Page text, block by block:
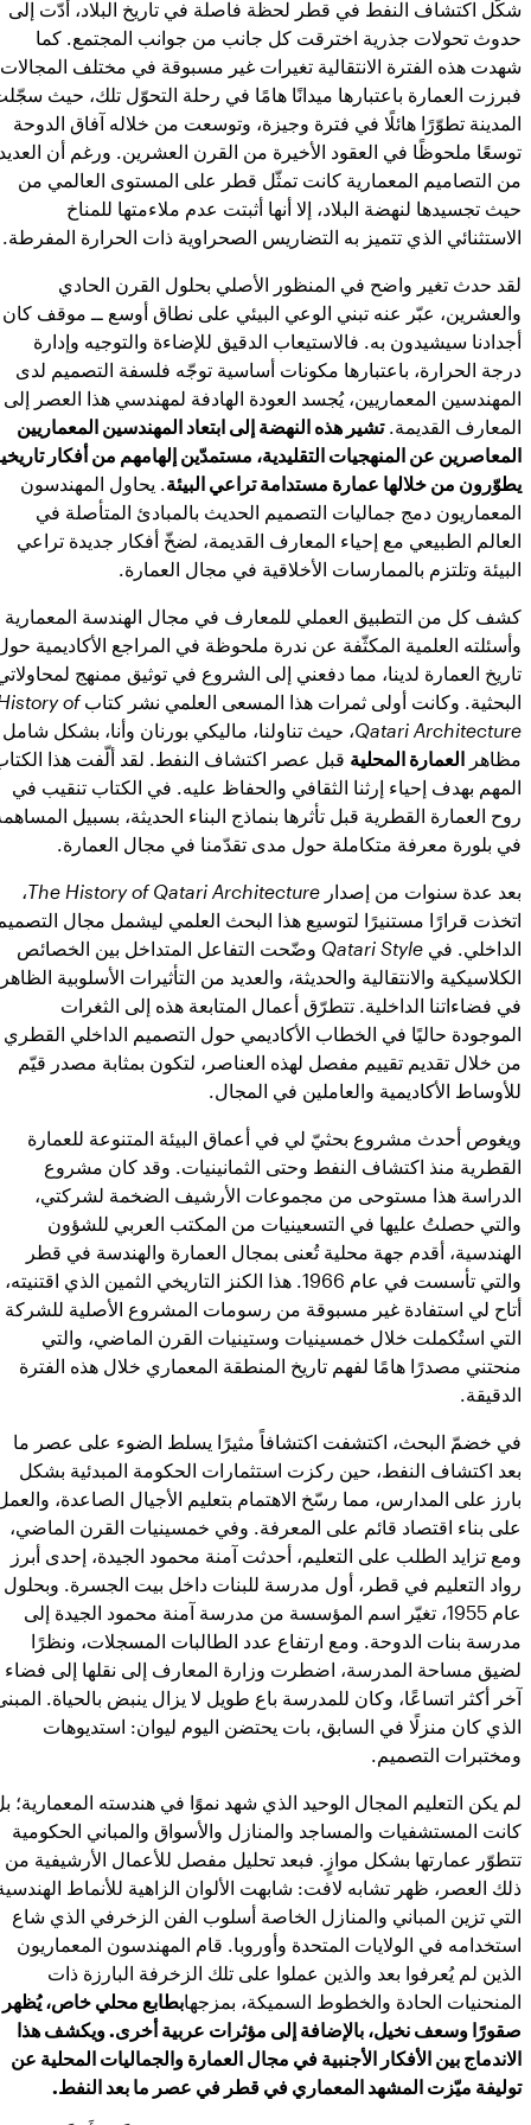
شكّل اكتشاف النفط في قطر لحظة فاصلة في تاريخ البلاد، أدّت إلى
حدوث تحولات جذرية اخترقت كل جانب من جوانب المجتمع. كما
شهدت هذه الفترة الانتقالية تغيرات غير مسبوقة في مختلف
فبرزت العمارة باعتبارها ميدانًا هامًا في رحلة التحوّل تلك، حيث
المدينة تطوّرًا هائلًا في فترة وجيزة، وتوسعت من خلاله آفاق الدوحة
توسعًا ملحوظًا في العقود الأخيرة من القرن العشرين. ورغم أن
من التصاميم المعمارية كانت تمثّل قطر على المستوى العالمي من
حيث تجسيدها لنهضة البلاد، إلا أنها أثبتت عدم ملاءمتها للمناخ
الاستثنائي الذي تتميز به التضاريس الصحراوية ذات الحرارة المفرطة.
لقد حدث تغير واضح في المنظور الأصلي بحلول القرن الحادي
والعشرين، عبّر عنه تبني الوعي البيئي على نطاق أوسع ــ موقف كان
أجدادنا سيشيدون به. فالاستيعاب الدقيق للإضاءة والتوجيه وإدارة
درجة الحرارة، باعتبارها مكونات أساسية توجّه فلسفة التصميم لدى
المهندسين المعماريين، يُجسد العودة الهادفة لمهندسي هذا العصر إلى
المعارف القديمة.تشير هذه النهضة إلى ابتعاد المهندسين المعماريين
المعاصرين عن المنهجيات التقليدية، مستمدّين إلهامهم من أفكار
يطوّرون من خلالها عمارة مستدامة تراعي البيئة. يحاول المهندسون
المعماريون دمج جماليات التصميم الحديث بالمبادئ المتأصلة في
العالم الطبيعي مع إحياء المعارف القديمة، لضخّ أفكار جديدة تراعي
البيئة وتلتزم بالممارسات الأخلاقية في مجال العمارة.
كشف كل من التطبيق العملي للمعارف في مجال الهندسة المعمارية
وأسئلته العلمية المكثّفة عن ندرة ملحوظة في المراجع الأكاديمية
تاريخ العمارة لدينا، مما دفعني إلى الشروع في توثيق ممنهج
البحثية. وكانت أولى ثمرات هذا المسعى العلمي نشر كتابof
Qatari Architecture، حيث تناولنا، ماليكي بورنان وأنا، بشكل شامل
مظاهر العمارة المحلية قبل عصر اكتشاف النفط. لقد ألّفت هذا
المهم بهدف إحياء إرثنا الثقافي والحفاظ عليه. في الكتاب تنقيب في
روح العمارة القطرية قبل تأثرها بنماذج البناء الحديثة، بسبيل
في بلورة معرفة متكاملة حول مدى تقدّمنا في مجال العمارة.
بعد عدة سنوات من إصدار The History of Qatari Architecture،
اتخذت قرارًا مستنيرًا لتوسيع هذا البحث العلمي ليشمل مجال
الداخلي. في Qatari Style وضّحت التفاعل المتداخل بين الخصائص
الكلاسيكية والانتقالية والحديثة، والعديد من التأثيرات الأسلوبية
في فضاءاتنا الداخلية. تتطرّق أعمال المتابعة هذه إلى الثغرات
الموجودة حاليًا في الخطاب الأكاديمي حول التصميم الداخلي القطري
من خلال تقديم تقييم مفصل لهذه العناصر، لتكون بمثابة مصدر قيّم
للأوساط الأكاديمية والعاملين في المجال.
ويغوص أحدث مشروع بحثيّ لي في أعماق البيئة المتنوعة للعمارة
القطرية منذ اكتشاف النفط وحتى الثمانينيات. وقد كان مشروع
الدراسة هذا مستوحى من مجموعات الأرشيف الضخمة لشركتي،
والتي حصلتُ عليها في التسعينيات من المكتب العربي للشؤون
الهندسية، أقدم جهة محلية تُعنى بمجال العمارة والهندسة في قطر
والتي تأسست في عام 1966. هذا الكنز التاريخي الثمين الذي اقتنيته،
أتاح لي استفادة غير مسبوقة من رسومات المشروع الأصلية للشركة
التي استُكملت خلال خمسينيات وستينيات القرن الماضي، والتي
منحتني مصدرًا هامًا لفهم تاريخ المنطقة المعماري خلال هذه الفترة
الدقيقة.
في خضمّ البحث، اكتشفت اكتشافاً مثيرًا يسلط الضوء على عصر ما
بعد اكتشاف النفط، حين ركزت استثمارات الحكومة المبدئية بشكل
بارز على المدارس، مما رسّخ الاهتمام بتعليم الأجيال الصاعدة،
على بناء اقتصاد قائم على المعرفة. وفي خمسينيات القرن الماضي،
ومع تزايد الطلب على التعليم، أحدثت آمنة محمود الجيدة، إحدى أبرز
رواد التعليم في قطر، أول مدرسة للبنات داخل بيت الجسرة. وبحلول
عام 1955، تغيّر اسم المؤسسة من مدرسة آمنة محمود الجيدة إلى
مدرسة بنات الدوحة. ومع ارتفاع عدد الطالبات المسجلات، ونظرًا
لضيق مساحة المدرسة، اضطرت وزارة المعارف إلى نقلها إلى فضاء
آخر أكثر اتساعًا، وكان للمدرسة باع طويل لا يزال ينبض بالحياة.
الذي كان منزلًا في السابق، بات يحتضن اليوم ليوان: استديوهات
ومختبرات التصميم.
لم يكن التعليم المجال الوحيد الذي شهد نموًا في هندسته المعمارية؛
كانت المستشفيات والمساجد والمنازل والأسواق والمباني الحكومية
تتطوّر عمارتها بشكل موازٍ. فبعد تحليل مفصل للأعمال الأرشيفية من
ذلك العصر، ظهر تشابه لافت: شابهت الألوان الزاهية للأنماط
التي تزين المباني والمنازل الخاصة أسلوب الفن الزخرفي الذي شاع
استخدامه في الولايات المتحدة وأوروبا. قام المهندسون المعماريون
الذين لم يُعرفوا بعد والذين عملوا على تلك الزخرفة البارزة ذات
المنحنيات الحادة والخطوط السميكة، بمزجهابطابع محلي خاص، يُظهر
صقورًا وسعف نخيل، بالإضافة إلى مؤثرات عربية أخرى. ويكشف هذا
الاندماج بين الأفكار الأجنبية في مجال العمارة والجماليات المحلية عن
توليفة ميّزت المشهد المعماري في قطر في عصر ما بعد النفط.